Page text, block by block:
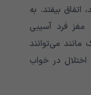
بیفتد. به
فرد آسیبی
می‌توانند
اختلال در خواب